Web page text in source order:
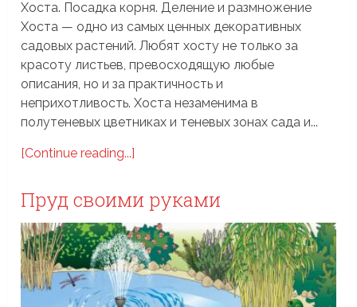
Хоста. Посадка корня. Деление и размножение
Хоста — одно из самых ценных декоративных
садовых растений. Любят хосту не только за
красоту листьев, превосходящую любые
описания, но и за практичность и
неприхотливость. Хоста незаменима в
полутеневых цветниках и теневых зонах сада и...
[Continue reading...]
Пруд своими руками